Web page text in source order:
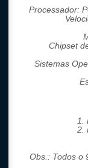
Processador:
Chipset
Sistemas
1.
2.
Obs.: Todos o